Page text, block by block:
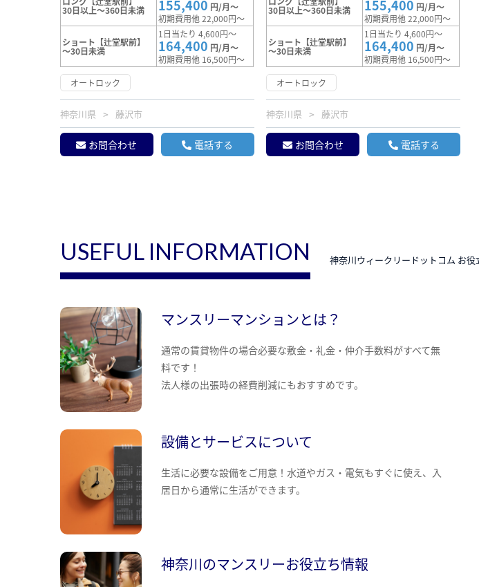
30日以上～360日未満 155,400 円/月～
初期費用他 22,000円～
ショート【辻堂駅前】
～30日未満
1日当たり 4,600円～
164,400 円/月～
初期費用他 16,500円～
オートロック
神奈川県 藤沢市
お問合わせ 電話する
30日以上～360日未満 155,400 円/月～
初期費用他 22,000円～
ショート【辻堂駅前】
～30日未満
1日当たり 4,600円～
164,400 円/月～
初期費用他 16,500円～
オートロック
神奈川県 藤沢市
お問合わせ 電話する
USEFUL INFORMATION 神奈川ウィークリードットコム お役
マンスリーマンションとは？
通常の賃貸物件の場合必要な敷金・礼金・仲介手数料がすべて無
料です！
法人様の出張時の経費削減にもおすすめです。
設備とサービスについて
生活に必要な設備をご用意！水道やガス・電気もすぐに使え、入
居日から通常に生活ができます。
神奈川のマンスリーお役立ち情報